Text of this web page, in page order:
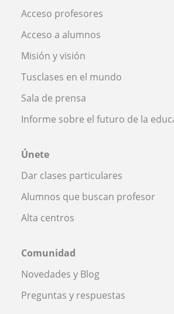
Acceso profesores
Acceso a alumnos
Misión y visión
Tusclases en el mundo
Sala de prensa
Informe sobre el futuro de la
Únete
Dar clases particulares
Alumnos que buscan profesor
Alta centros
Comunidad
Novedades y Blog
Preguntas y respuestas